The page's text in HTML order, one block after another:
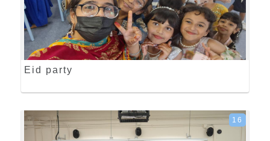
Eid party
16